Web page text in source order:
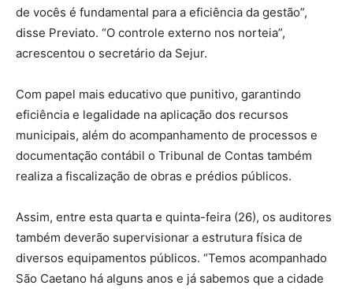
de vocês é fundamental para a eficiência da gestão”,
disse Previato. “O controle externo nos norteia”,
acrescentou o secretário da Sejur.
Com papel mais educativo que punitivo, garantindo
eficiência e legalidade na aplicação dos recursos
municipais, além do acompanhamento de processos e
documentação contábil o Tribunal de Contas também
realiza a fiscalização de obras e prédios públicos.
Assim, entre esta quarta e quinta-feira (26), os auditores
também deverão supervisionar a estrutura física de
diversos equipamentos públicos. “Temos acompanhado
São Caetano há alguns anos e já sabemos que a cidade